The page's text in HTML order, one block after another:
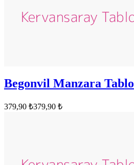
Begonvil Manzara Tablo
379,90 ₺379,90 ₺